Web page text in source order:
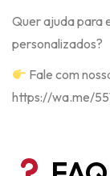
Quer ajuda para
personalizados?
Fale com
https://wa.me/